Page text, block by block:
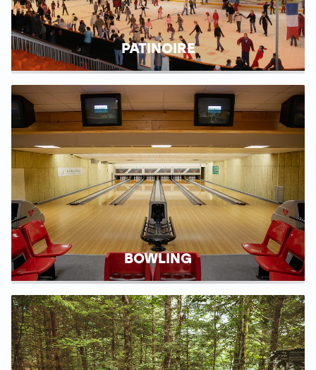
PATINOIRE
BOWLING